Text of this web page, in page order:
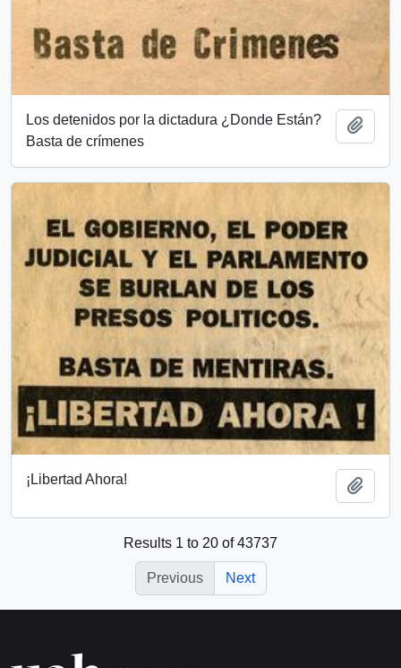
Los detenidos por la dictadura ¿Donde Están?
Basta de crímenes
¡Libertad Ahora!
Results 1 to 20 of 43737
Previous Next